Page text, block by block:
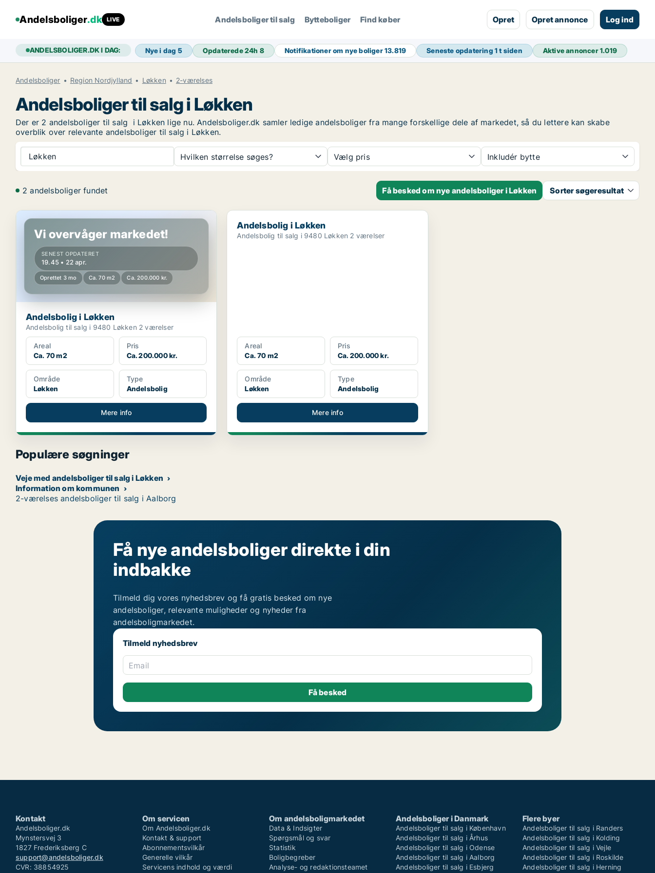
Andelsboliger.dk LIVE Andelsboliger til salg Bytteboliger Find køber Opret Opret annonce Log ind
ANDELSBOLIGER.DK I DAG: Nye i dag 5 Opdaterede 24h 8 Notifikationer om nye boliger13.819 Seneste opdatering1 t siden Aktive annoncer1.019
Andelsboliger Region Nordjylland Løkken 2-værelses
Andelsboliger til salg i Løkken
Der er 2 andelsboliger til salg i Løkken lige nu. Andelsboliger.dk samler ledige andelsboliger fra mange forskellige dele af markedet, så du lettere kan skabe
overblik over relevante andelsboliger til salg i Løkken.
Løkken Hvilken størrelse søges? Vælg pris Inkludér bytte
2 andelsboliger fundet Få besked om nye andelsboliger i Løkken Sorter søgeresultat
Andelsbolig i Løkken
Vi overvåger markedet!
SENEST OPDATERET
19.45 • 22 apr.
Oprettet 3 mo Ca. 70 m2 Ca. 200.000 kr.
Andelsbolig i Løkken
Andelsbolig til salg i 9480 Løkken 2 værelser
Areal
Ca. 70 m2
Pris
Ca. 200.000 kr.
Område
Løkken
Type
Andelsbolig
Mere info
Andelsbolig i Løkken
Andelsbolig i Løkken
Andelsbolig til salg i 9480 Løkken 2 værelser
Areal
Ca. 70 m2
Pris
Ca. 200.000 kr.
Område
Løkken
Type
Andelsbolig
Mere info
Populære søgninger
Veje med andelsboliger til salg i Løkken
Information om kommunen
2-værelses andelsboliger til salg i Aalborg
Få nye andelsboliger direkte i din
indbakke
Tilmeld dig vores nyhedsbrev og få gratis besked om nye
andelsboliger, relevante muligheder og nyheder fra
andelsboligmarkedet.
Tilmeld nyhedsbrev
Email
Kontakt
Andelsboliger.dk
Mynstersvej 3
1827 Frederiksberg C
support@andelsboliger.dk
CVR: 38854925
Om servicen
Om Andelsboliger.dk
Kontakt & support
Abonnementsvilkår
Generelle vilkår
Servicens indhold og værdi
Om andelsboligmarkedet
Data & Indsigter
Spørgsmål og svar
Statistik
Boligbegreber
Analyse- og redaktionsteamet
Andelsboliger i Danmark
Andelsboliger til salg i København
Andelsboliger til salg i Århus
Andelsboliger til salg i Odense
Andelsboliger til salg i Aalborg
Andelsboliger til salg i Esbjerg
Flere byer
Andelsboliger til salg i Randers
Andelsboliger til salg i Kolding
Andelsboliger til salg i Vejle
Andelsboliger til salg i Roskilde
Andelsboliger til salg i Herning